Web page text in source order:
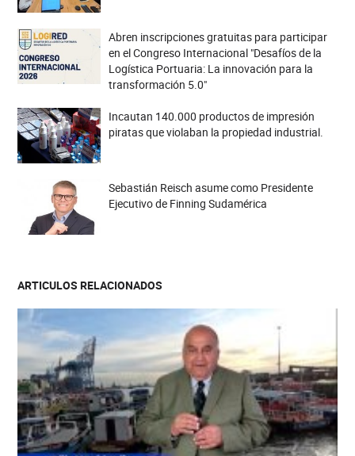
Abren inscripciones gratuitas para participar
en el Congreso Internacional "Desafíos de la
Logística Portuaria: La innovación para la
transformación 5.0"
Incautan 140.000 productos de impresión
piratas que violaban la propiedad industrial.
Sebastián Reisch asume como Presidente
Ejecutivo de Finning Sudamérica
ARTICULOS RELACIONADOS